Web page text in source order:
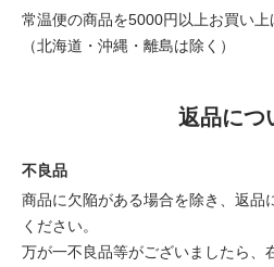
常温便の商品を5000円以上お買い上
（北海道・沖縄・離島は除く）
返品につ
不良品
商品に欠陥がある場合を除き、返品
ください。
万が一不良品等がございましたら、